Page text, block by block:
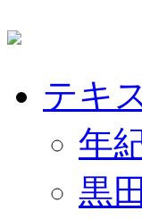
テキ
年
黒